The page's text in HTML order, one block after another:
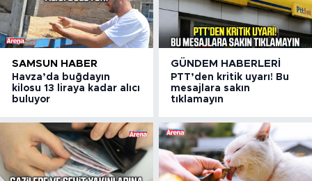
SAMSUN HABER
Havza’da buğdayın
kilosu 13 liraya kadar alıcı
buluyor
GÜNDEM HABERLERI
PTT’den kritik uyarı! Bu
mesajlara sakın
tıklamayın